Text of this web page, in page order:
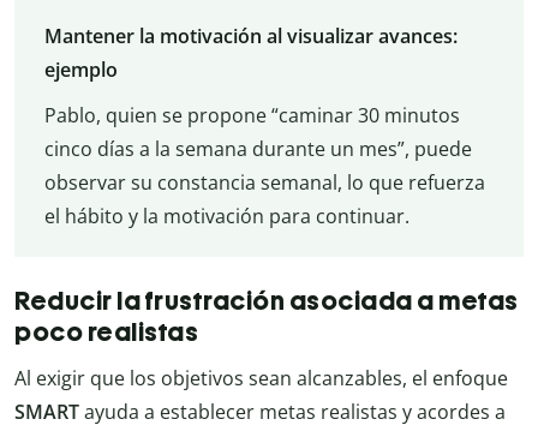
Mantener la motivación al visualizar avances:
ejemplo
Pablo, quien se propone “caminar 30 minutos
cinco días a la semana durante un mes”, puede
observar su constancia semanal, lo que refuerza
el hábito y la motivación para continuar.
Reducir la frustración asociada a metas
poco realistas
Al exigir que los objetivos sean alcanzables, el enfoque
SMARTayuda a establecer metas realistas y acordes a